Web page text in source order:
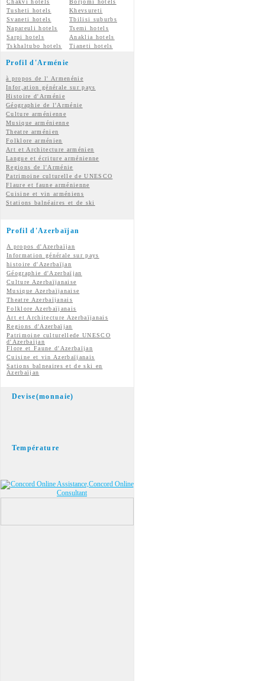
Chakvi hotels
Borjomi hotels
Tusheti hotels
Khevsureti
Svaneti hotels
Tbilisi suburbs
Napareuli hotels
Tsemi hotels
Sarpi hotels
Anaklia hotels
Tskhaltubo hotels
Tianeti hotels
Profil d'Arménie
à propos de l' Armenénie
Infor,ation générale sur pays
Histoire d'Arménie
Géographie de l'Arménie
Culture arménienne
Musique arménienne
Theatre arménien
Folklore arménien
Art et Architecture arménien
Langue et écriture arménienne
Regions de l'Arménie
Patrimoine culturelle de UNESCO
Flaure et faune arménienne
Cuisine et vin arméniens
Stations balnéaires et de ski
Profil d'Azerbaïjan
A propos d'Azerbaïjan
Information générale sur pays
histoire d'Azerbaïjan
Géographie d'Azerbaïjan
Culture Azerbaïjanaise
Musique Azerbaïjanaise
Theatre Azerbaïjanais
Folklore Azerbaïjanais
Art et Architecture Azerbaïjanais
Regions d'Azerbaïjan
Patrimoine culturellede UNESCO
d'Azerbaïjan
Flore et Faune d'Azerbaïjan
Cuisine et vin Azerbaïjanais
Sations balneaires et de ski en
Azerbaïjan
Devise(monnaie)
Température